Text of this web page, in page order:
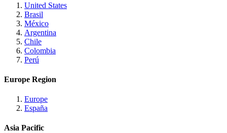
United States
Brasil
México
Argentina
Chile
Colombia
Perú
Europe Region
Europe
España
Asia Pacific